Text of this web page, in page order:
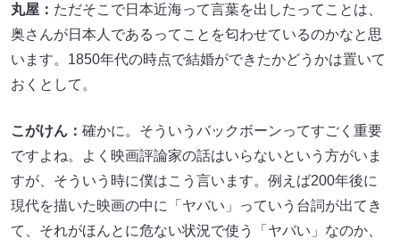
丸屋： ただそこで日本近海って言葉を出したってことは、
奥さんが日本人であるってことを匂わせているのかなと思
います。1850年代の時点で結婚ができたかどうかは置いて
おくとして。
こがけん： 確かに。そういうバックボーンってすごく重要
ですよね。よく映画評論家の話はいらないという方がいま
すが、そういう時に僕はこう言います。例えば200年後に
現代を描いた映画の中に「ヤバい」っていう台詞が出てき
て、それがほんとに危ない状況で使う「ヤバい」なのか、